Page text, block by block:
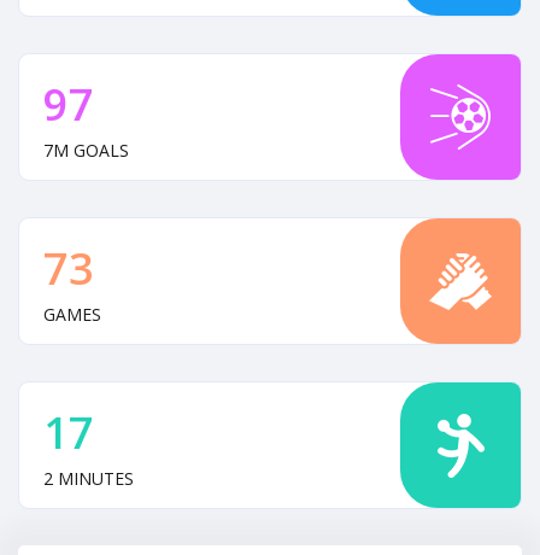
97
7M GOALS
73
GAMES
17
2 MINUTES